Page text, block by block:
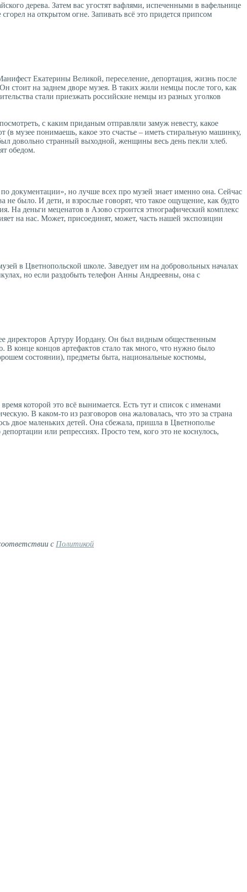
дерева. Затем вас угостят вафлями, испеченными в вафельнице
на открытом огне. Запивать всё это придется припсом
Екатерины Великой, переселение, депортация, жизнь после
стоит на заднем дворе музея. В таких жили немцы после того, как
стали приезжать российские немцы из разных уголков
с каким приданым отправляли замуж невесту, какое
музее понимаешь, какое это счастье – иметь стиральную машинку,
довольно странный выходной, женщины весь день пекли хлеб.
обедом.
документации», но лучше всех про музей знает именно она. Сейчас
было. И дети, и взрослые говорят, что такое ощущение, как будто
На деньги меценатов в Азово строится этнографический комплекс
на нас. Может, присоединят, может, часть нашей экспозиции
в Цветнопольской школе. Заведует им на добровольных началах
но если раздобыть телефон Анны Андреевны, она с
директоров Артуру Иордану. Он был видным общественным
конце концов артефактов стало так много, что нужно было
состоянии), предметы быта, национальные костюмы,
которой это всё вынимается. Есть тут и список с именами
В каком-то из разговоров она жаловалась, что это за страна
двое маленьких детей. Она сбежала, пришла в Цветнополье
или репрессиях. Просто тем, кого это не коснулось,
с Политикой